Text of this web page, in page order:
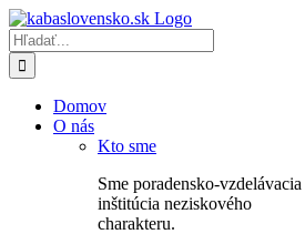
Skip
to
content
Hľadať:
Domov
O nás
Kto sme
Sme poradensko-vzdelávacia
inštitúcia neziskového
charakteru.